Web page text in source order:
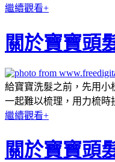
繼續觀看+
關於寶寶頭
給寶寶洗髮之前，先用小
一起難以梳理，用力梳時
繼續觀看+
關於寶寶頭